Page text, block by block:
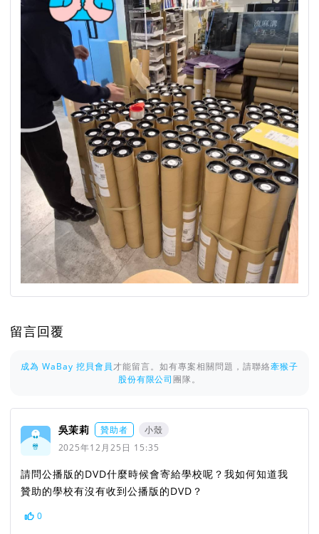
留言回覆
成為 WaBay 挖貝會員才能留言。如有專案相關問題，請聯絡牽猴子
股份有限公司團隊。
吳茉莉 贊助者
小殼
2025年12月25日 15:35
請問公播版的DVD什麼時候會寄給學校呢？我如何知道我
贊助的學校有沒有收到公播版的DVD？
0